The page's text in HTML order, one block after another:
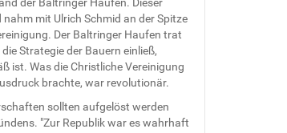
mit Ulrich Schmid an der Spitze
Der Baltringer Haufen trat
Strategie der Bauern einließ,
ist. Was die Christliche Vereinigung
brachte, war revolutionär.
sollten aufgelöst werden
"Zur Republik war es wahrhaft